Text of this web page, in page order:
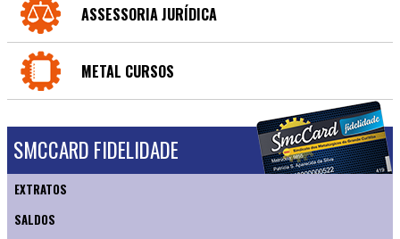
ASSESSORIA JURÍDICA
METAL CURSOS
SMCCARD FIDELIDADE
EXTRATOS
SALDOS